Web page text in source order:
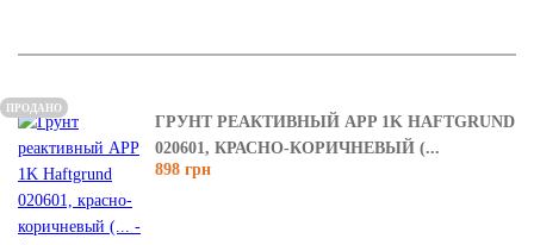
ГРУНТ РЕАКТИВНЫЙ APP 1K HAFTGRUND
020601, КРАСНО-КОРИЧНЕВЫЙ (...
898 грн
ПРОДАНО